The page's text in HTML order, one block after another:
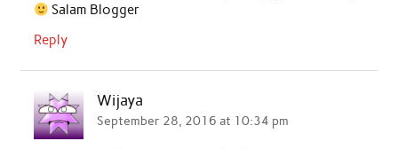
Salam Blogger
Reply
Wijaya
September 28, 2016 at 10:34 pm